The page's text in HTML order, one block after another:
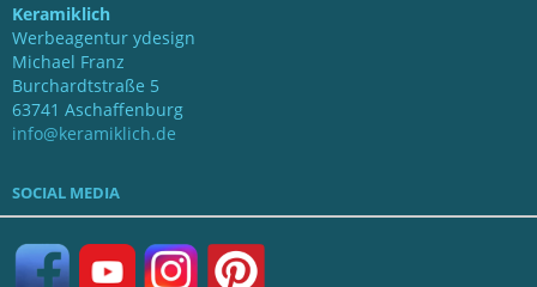
Keramiklich
Werbeagentur ydesign
Michael Franz
Burchardtstraße 5
63741 Aschaffenburg
info@keramiklich.de
SOCIAL MEDIA